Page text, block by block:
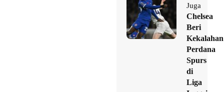
Juga
Chelsea
Beri
Kekalahan
Perdana
Spurs
di
Liga